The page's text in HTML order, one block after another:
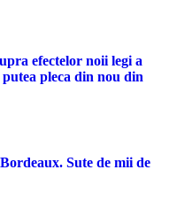
efectelor noii legi a
pleca din nou din
Sute de mii de